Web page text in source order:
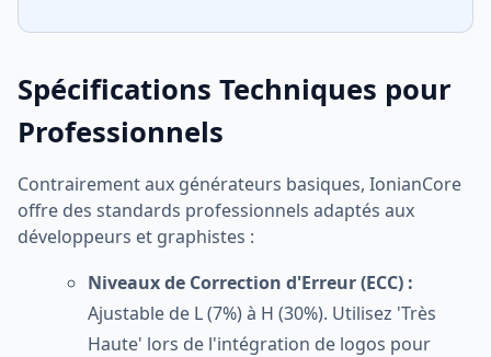
Spécifications Techniques pour
Professionnels
Contrairement aux générateurs basiques, IonianCore
offre des standards professionnels adaptés aux
développeurs et graphistes :
Niveaux de Correction d'Erreur (ECC) :
Ajustable de L (7%) à H (30%). Utilisez 'Très
Haute' lors de l'intégration de logos pour